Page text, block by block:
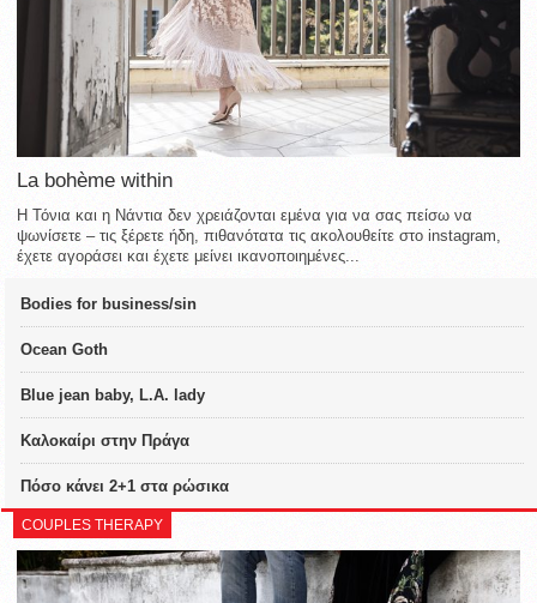
La bohème within
Η Τόνια και η Νάντια δεν χρειάζονται εμένα για να σας πείσω να
ψωνίσετε – τις ξέρετε ήδη, πιθανότατα τις ακολουθείτε στο instagram,
έχετε αγοράσει και έχετε μείνει ικανοποιημένες...
Bodies for business/sin
Ocean Goth
Blue jean baby, L.A. lady
Καλοκαίρι στην Πράγα
Πόσο κάνει 2+1 στα ρώσικα
COUPLES THERAPY